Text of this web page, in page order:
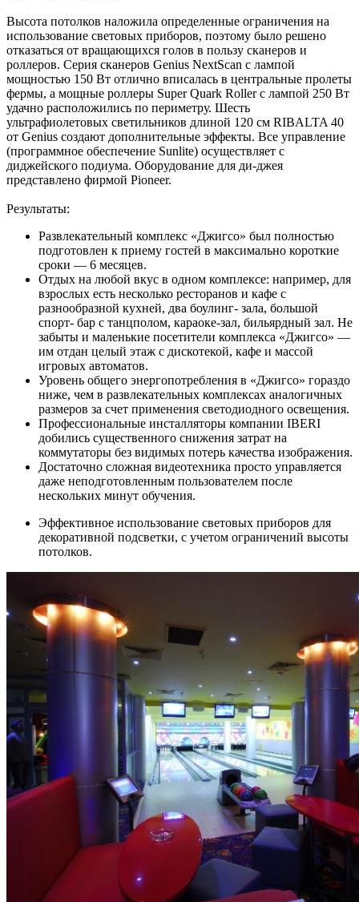
Высота потолков наложила определенные ограничения на
использование световых приборов, поэтому было решено
отказаться от вращающихся голов в пользу сканеров и
роллеров. Серия сканеров Genius NextScan с лампой
мощностью 150 Вт отлично вписалась в центральные пролеты
фермы, а мощные роллеры Super Quark Roller с лампой 250 Вт
удачно расположились по периметру. Шесть
ультрафиолетовых светильников длиной 120 см RIBALTA 40
от Genius создают дополнительные эффекты. Все управление
(программное обеспечение Sunlite) осуществляет с
диджейского подиума. Оборудование для ди-джея
представлено фирмой Pioneer.
Результаты:
Развлекательный комплекс «Джигсо» был полностью
подготовлен к приему гостей в максимально короткие
сроки — 6 месяцев.
Отдых на любой вкус в одном комплексе: например, для
взрослых есть несколько ресторанов и кафе с
разнообразной кухней, два боулинг- зала, большой
спорт- бар с танцполом, караоке-зал, бильярдный зал. Не
забыты и маленькие посетители комплекса «Джигсо» —
им отдан целый этаж с дискотекой, кафе и массой
игровых автоматов.
Уровень общего энергопотребления в «Джигсо» гораздо
ниже, чем в развлекательных комплексах аналогичных
размеров за счет применения светодиодного освещения.
Профессиональные инсталляторы компании IBERI
добились существенного снижения затрат на
коммутаторы без видимых потерь качества изображения.
Достаточно сложная видеотехника просто управляется
даже неподготовленным пользователем после
нескольких минут обучения.
Эффективное использование световых приборов для
декоративной подсветки, с учетом ограничений высоты
потолков.